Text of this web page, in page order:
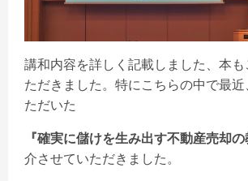
講和内容を詳しく記載しました、本
ただきました。特にこちらの中で最
ただいた
『確実に儲けを生み出す不動産売却の
介させていただきました。